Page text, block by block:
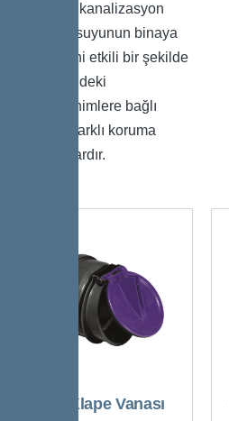
sistemi, kanalizasyon
sistemi suyunun binaya
girmesini etkili bir şekilde
önler. Eldeki
gereksinimlere bağlı
olarak, farklı koruma
türleri vardır.
Boru Klape Vanası